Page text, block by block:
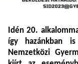
Idén 20.
így hazánkban
Nemzetközi